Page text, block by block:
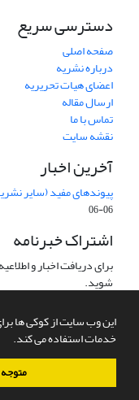
این وب سایت از کوکی ها
خدمات استفاده می کند.
دسترسی سریع
صفحه اصلی
درباره نشریه
اعضای هیات تحریریه
ارسال مقاله
تماس با ما
نقشه سایت
آخرین اخبار
پیوندهای مفید (سایر
06-06
اشتراک خبرنامه
برای دریافت اخبار و
شوید.
سامانه مدیریت نشریات